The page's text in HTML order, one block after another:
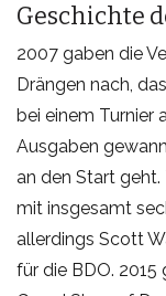
Geschichte
2007 gaben die
Drängen nach,
bei einem Turnier
Ausgaben
an den Start
mit insgesamt
allerdings Scott
für die BDO.